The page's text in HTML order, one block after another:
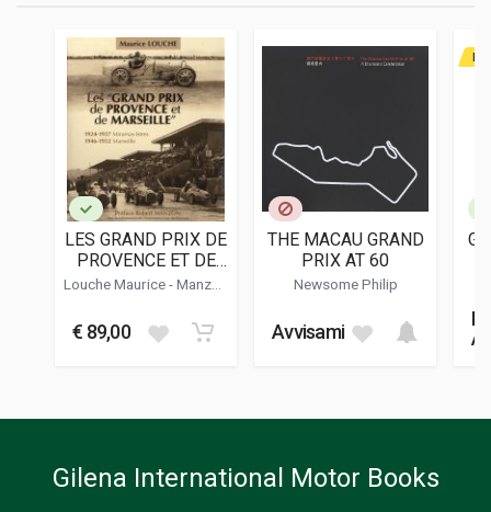
ISBN / EAN
9782360590421
Editions Du Palmier
LINGUA DEL TESTO
Francese
DATA DI STAMPA
GENERE O COLLANA
LES GRAND PRIX DE
PROVENCE ET DE
MARSEILLE 1924-
Louche Maurice- Manzon
€ 89,00
THE MACAU GRAND
PRIX AT 60
Newsome Philip
Avvisami
Gilena International Motor Books